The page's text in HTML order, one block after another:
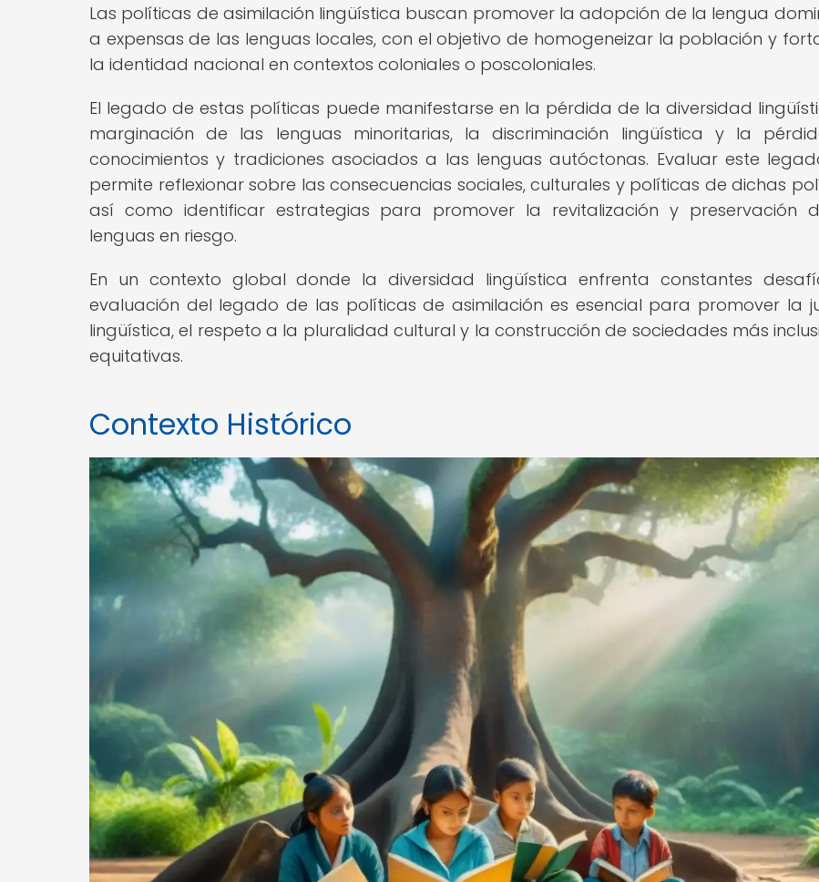
Las políticas de asimilación lingüística buscan promover la adopción de la lengua
a expensas de las lenguas locales, con el objetivo de homogeneizar la población y
la identidad nacional en contextos coloniales o poscoloniales.
El legado de estas políticas puede manifestarse en la pérdida de la diversidad
marginación de las lenguas minoritarias, la discriminación lingüística y la
conocimientos y tradiciones asociados a las lenguas autóctonas. Evaluar este
permite reflexionar sobre las consecuencias sociales, culturales y políticas de dichas
así como identificar estrategias para promover la revitalización y preservación
lenguas en riesgo.
En un contexto global donde la diversidad lingüística enfrenta constantes
evaluación del legado de las políticas de asimilación es esencial para promover la
lingüística, el respeto a la pluralidad cultural y la construcción de sociedades más
equitativas.
Contexto Histórico